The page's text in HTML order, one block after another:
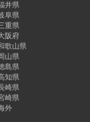
井県
阜県
重県
阪府
歌山県
山県
島県
知県
崎県
崎県
外